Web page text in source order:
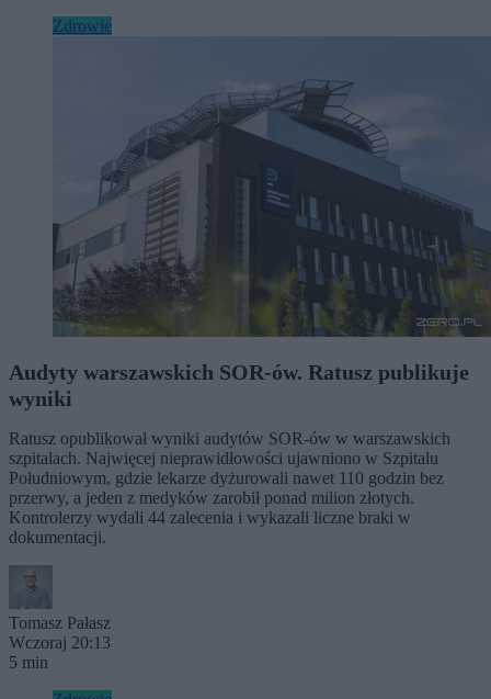
Zdrowie
Audyty warszawskich SOR-ów. Ratusz publikuje
wyniki
Ratusz opublikował wyniki audytów SOR-ów w warszawskich
szpitalach. Najwięcej nieprawidłowości ujawniono w Szpitalu
Południowym, gdzie lekarze dyżurowali nawet 110 godzin bez
przerwy, a jeden z medyków zarobił ponad milion złotych.
Kontrolerzy wydali 44 zalecenia i wykazali liczne braki w
dokumentacji.
Tomasz Pałasz
Wczoraj 20:13
5 min